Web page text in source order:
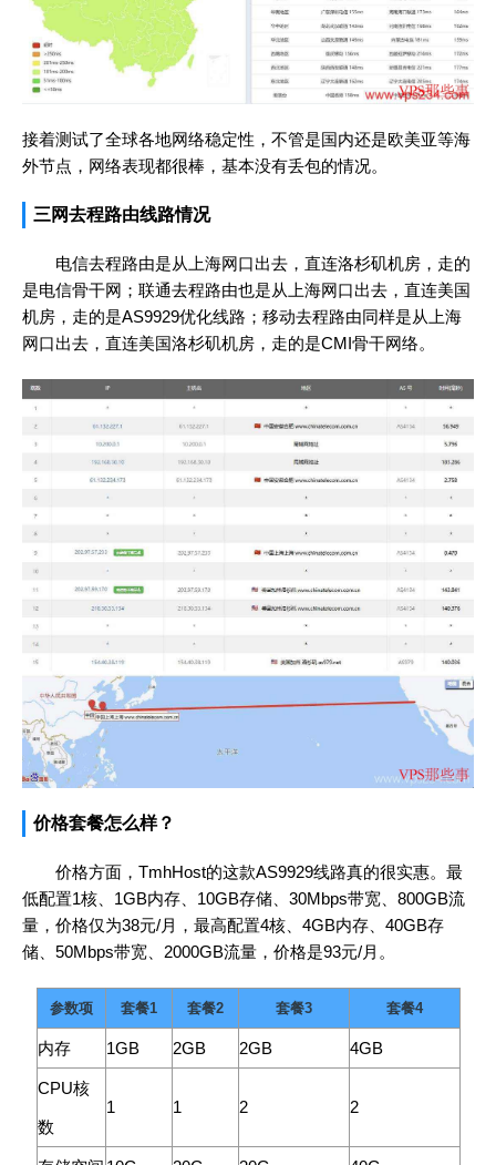
接着测试了全球各地网络稳定性，不管是国内还是欧美亚等海
外节点，网络表现都很棒，基本没有丢包的情况。
三网去程路由线路情况
电信去程路由是从上海网口出去，直连洛杉矶机房，走的
是电信骨干网；联通去程路由也是从上海网口出去，直连美国
机房，走的是AS9929优化线路；移动去程路由同样是从上海
网口出去，直连美国洛杉矶机房，走的是CMI骨干网络。
价格套餐怎么样？
价格方面，TmhHost的这款AS9929线路真的很实惠。最
低配置1核、1GB内存、10GB存储、30Mbps带宽、800GB流
量，价格仅为38元/月，最高配置4核、4GB内存、40GB存
储、50Mbps带宽、2000GB流量，价格是93元/月。
参数项 套餐1 套餐2 套餐3 套餐4
内存 1GB 2GB 2GB 4GB
CPU核
数
1 1 2 2